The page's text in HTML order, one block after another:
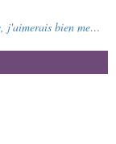
j'aimerais bien me…